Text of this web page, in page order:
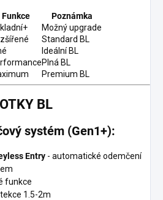
Funkce
Poznámka
Možný upgrade
Standard BL
Ideální BL
Plná BL
Premium BL
BL
systém (Gen1+):
Entry - automatické odemčení
funkce
1.5-2m